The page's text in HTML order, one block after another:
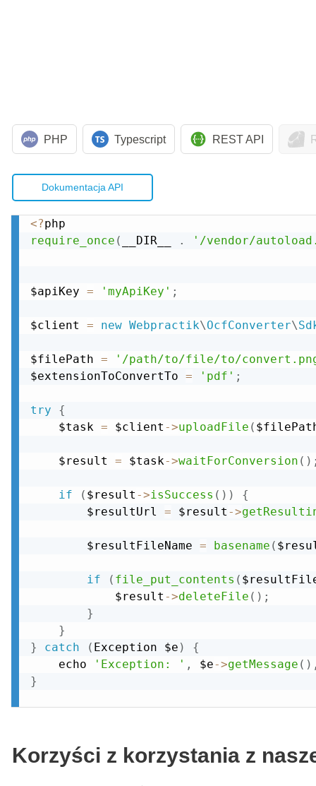
PHP Typescript REST API
Dokumentacja API
<?
require_once ( __DIR__ . '/vendor/
$apiKey = 'myApiKey' ;
$client = new Webpractik\OcfConverter\
$filePath =
'/path/to/file/to/
$extensionToConvertTo = 'pdf' ;
try
{
    $task
= $client ->uploadFile (
    $result
= $task->waitForConversion ( )
if ( $result ->isSuccess ( ) )
{
        $resultUrl
= $result ->
        $resultFileName
= basename (
if ( file_put_contents (
            $result
->deleteFile ( ) ;
}
}
}
catch ( Exception $e )
{
    echo
'Exception: ' , $e->getMessage ( )
}
Korzyści z korzystania z